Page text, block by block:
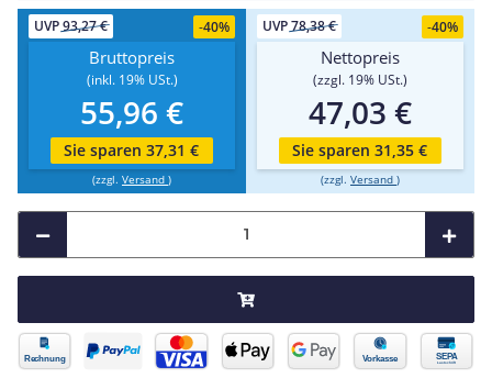
UVP93,27 € -40%
Bruttopreis
(inkl. 19% USt.)
55,96 €
Sie sparen 37,31 €
(zzgl. Versand )
UVP78,38 € -40%
Nettopreis
(zzgl. 19% USt.)
47,03 €
Sie sparen 31,35 €
(zzgl. Versand )